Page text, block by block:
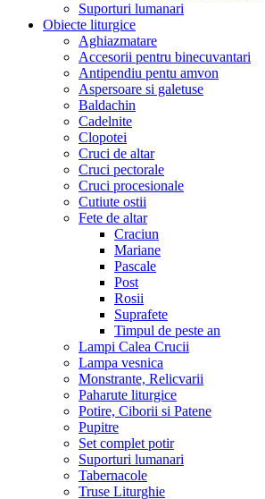
Suporturi lumanari
Obiecte liturgice
Aghiazmatare
Accesorii pentru binecuvantari
Antipendiu pentu amvon
Aspersoare si galetuse
Baldachin
Cadelnite
Clopotei
Cruci de altar
Cruci pectorale
Cruci procesionale
Cutiute ostii
Fete de altar
Craciun
Mariane
Pascale
Post
Rosii
Suprafete
Timpul de peste an
Lampi Calea Crucii
Lampa vesnica
Monstrante, Relicvarii
Paharute liturgice
Potire, Ciborii si Patene
Pupitre
Set complet potir
Suporturi lumanari
Tabernacole
Truse Liturghie